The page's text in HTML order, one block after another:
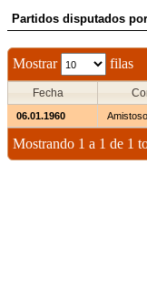
Partidos disputados
Mostrar filas
Fecha
06.01.1960 Amistoso
Mostrando 1 a 1 de 1